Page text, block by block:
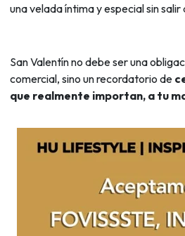
una velada íntima y especial sin salir
San Valentín no debe ser una
comercial, sino un recordatorio de
que realmente importan, a tu